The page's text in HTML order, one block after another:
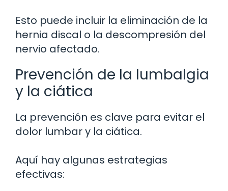
Esto puede incluir la eliminación de la
hernia discal o la descompresión del
nervio afectado.
Prevención de la lumbalgia
y la ciática
La prevención es clave para evitar el
dolor lumbar y la ciática.
Aquí hay algunas estrategias
efectivas: